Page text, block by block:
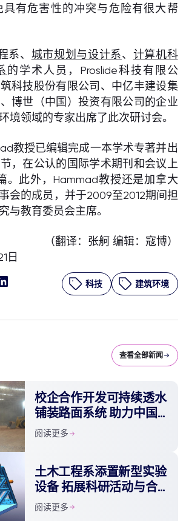
具有危害性的冲突与危险有很大帮
系、 城市规划与设计系、 计算机科
的学术人员，Proslide科技有限公
科技股份有限公司、中亿丰建设集
博世（中国）投资有限公司的企业
境领域的专家出席了此次研讨会。
教授已编辑完成一本学术专著并出
，在公认的国际学术期刊和会议上
。此外，Hammad教授还是加拿大
会的成员，并于2009至2012期间担
与教育委员会主席。
（翻译：张舸 编辑：寇博）
日
科技 建筑环境
查看全部新闻
校企合作开发可持续透水
铺装路面系统 助力中国
海绵城市建设
阅读更多
土木工程系添置新型实验
设备 拓展科研活动与合
作
阅读更多